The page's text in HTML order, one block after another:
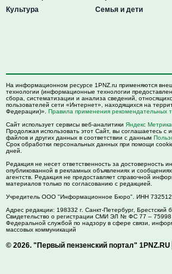
Культура
Семья и дети
На информационном ресурсе 1PNZ.ru применяются
технологии (информационные технологии
сбора, систематизации и анализа сведений,
пользователей сети «Интернет», находящихся на
Федерации)». Правила применения рекомендательных
Сайт использует сервисы веб-аналитики Яндекс Метрика
Продолжая использовать этот Сайт, вы соглашаетесь с
файлов и других данных в соответствии с данным
Срок обработки персональных данных при помощи
дней.
Редакция не несет ответственность за достоверность
опубликованной в рекламных объявлениях и
агентств. Редакция не предоставляет справочной
материалов только по согласованию с редакцией.
Учредитель ООО "Информационное Бюро". ИНН
Адрес редакции: 198332 г. Санкт-Петербург, Брестский
Свидетельство о регистрации СМИ ЭЛ № ФС 77 – 75998
Федеральной службой по надзору в сфере связи,
массовых коммуникаций
© 2026. "Первый пензенский портал" 1PNZ.RU